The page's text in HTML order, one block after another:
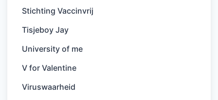
Stichting Vaccinvrij
Tisjeboy Jay
University of me
V for Valentine
Viruswaarheid